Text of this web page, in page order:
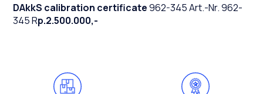
DAkkS calibration certificate962-345 Art.-Nr. 962-
345 Rp.2.500.000,-